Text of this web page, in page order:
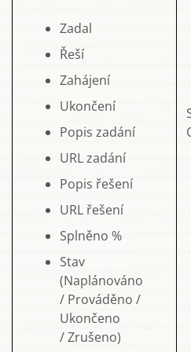
Zadal
Řeší
Zahájení
Ukončení
Popis zadání
URL zadání
Popis řešení
URL řešení
Splněno %
Stav
(Naplánováno
/ Prováděno /
Ukončeno
/ Zrušeno)